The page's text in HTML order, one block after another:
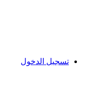
تسجيل الدخول